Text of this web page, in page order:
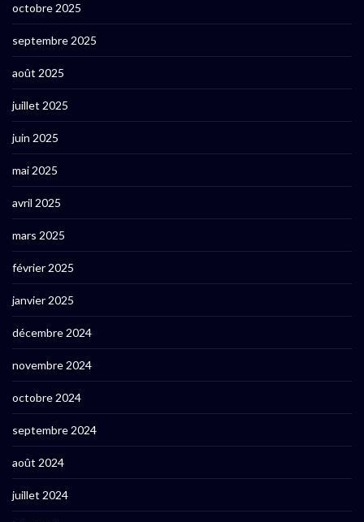
octobre 2025
septembre 2025
août 2025
juillet 2025
juin 2025
mai 2025
avril 2025
mars 2025
février 2025
janvier 2025
décembre 2024
novembre 2024
octobre 2024
septembre 2024
août 2024
juillet 2024